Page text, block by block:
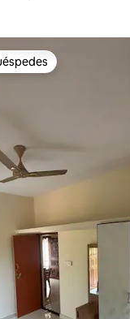
entre huéspedes